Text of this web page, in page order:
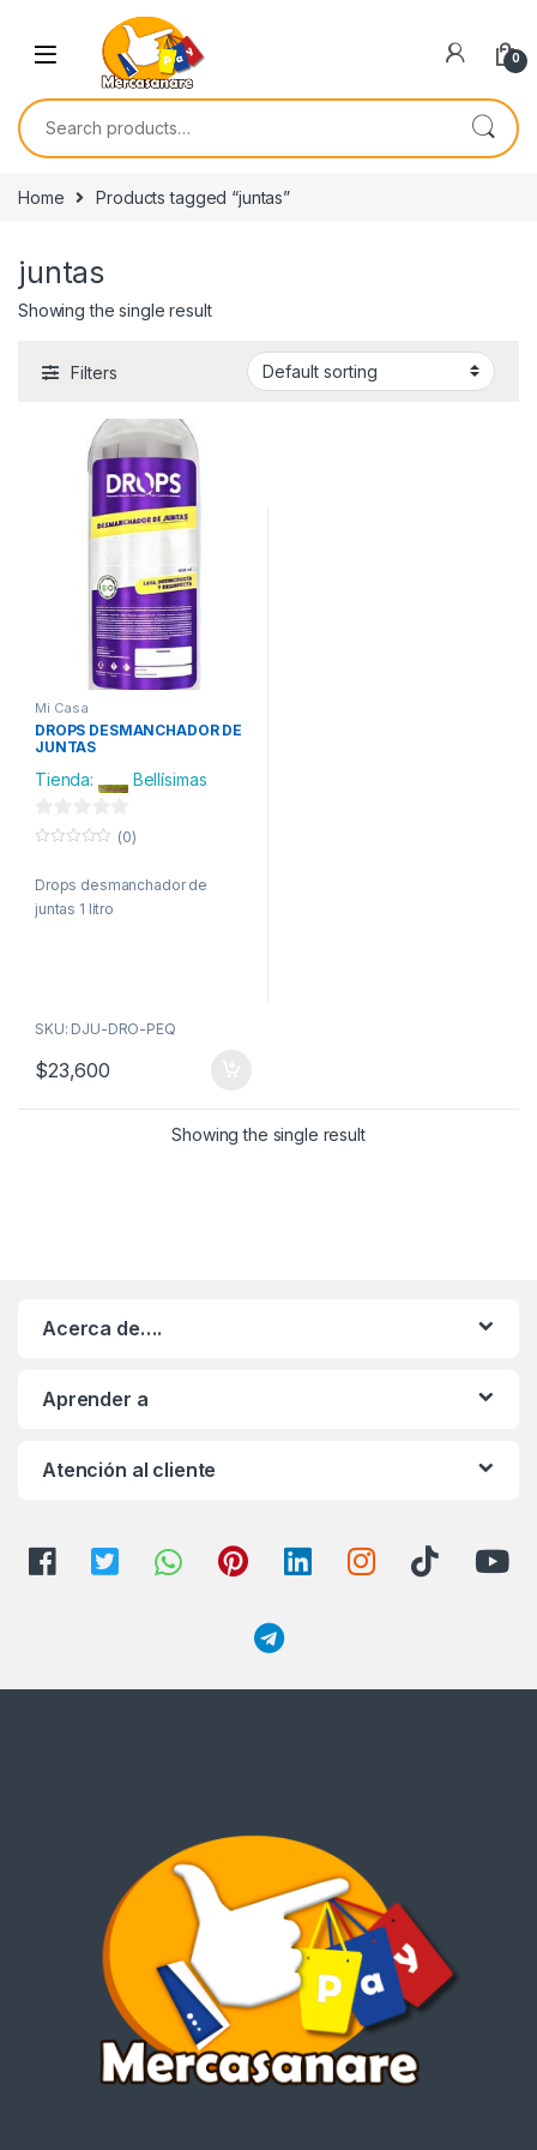
Skip to navigation
0
Search for:
Home Products tagged “juntas”
juntas
Showing the single result
Filters
Mi Casa
DROPS DESMANCHADOR DE
JUNTAS
Tienda: Bellísimas
0
e
5
u
o
(0)
Drops desmanchador de
juntas 1 litro
SKU: DJU-DRO-PEQ
$23,600
Showing the single result
Acerca de….
Aprender a
Atención al cliente